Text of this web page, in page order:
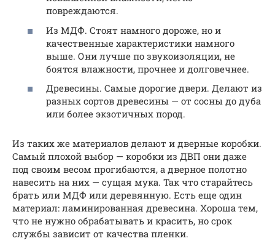
повреждаются.
Из МДФ. Стоят намного дороже, но и
качественные характеристики намного
выше. Они лучше по звукоизоляции, не
боятся влажности, прочнее и долговечнее.
Древесины. Самые дорогие двери. Делают из
разных сортов древесины — от сосны до дуба
или более экзотичных пород.
Из таких же материалов делают и дверные коробки.
Самый плохой выбор — коробки из ДВП они даже
под своим весом прогибаются, а дверное полотно
навесить на них — сущая мука. Так что старайтесь
брать или МДФ или деревянную. Есть еще один
материал: ламинированная древесина. Хороша тем,
что не нужно обрабатывать и красить, но срок
службы зависит от качества пленки.